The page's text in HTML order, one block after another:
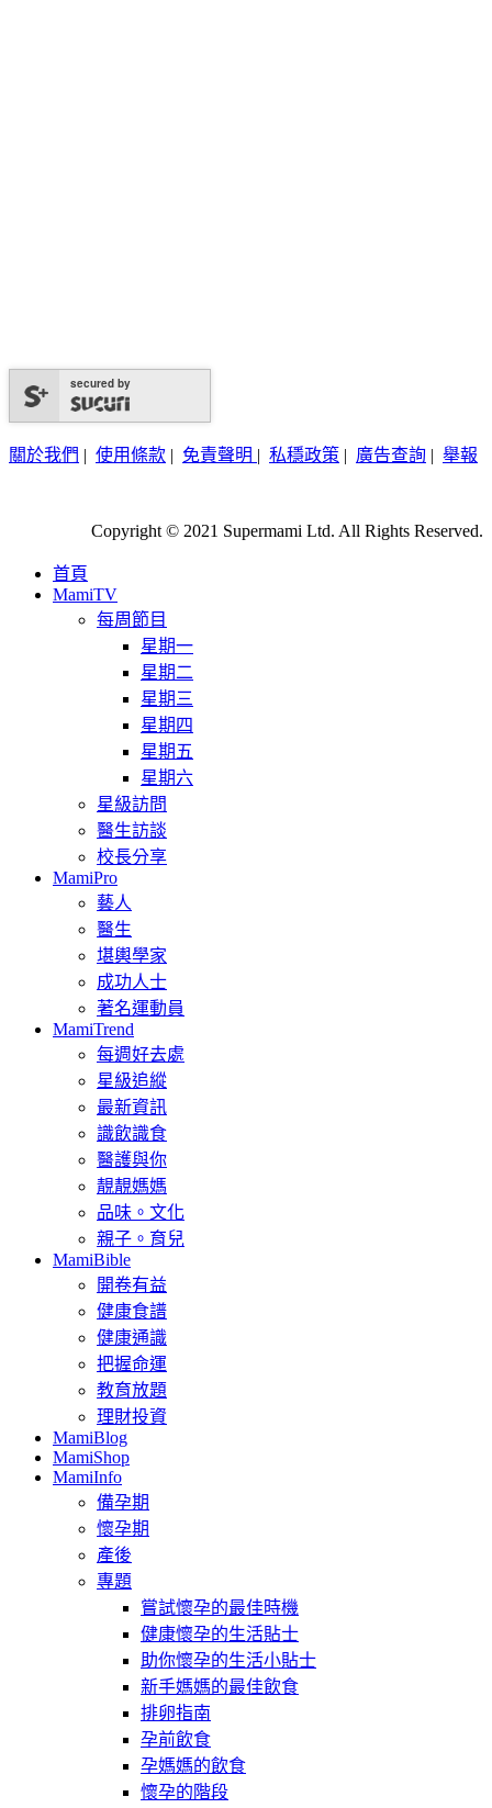
secured by
關於我們 | 使用條款 | 免責聲明 | 私穩政策 | 廣告查詢 | 舉報
Copyright © 2021 Supermami Ltd. All Rights Reserved.
首頁
MamiTV
每周節目
星期一
星期二
星期三
星期四
星期五
星期六
星級訪問
醫生訪談
校長分享
MamiPro
藝人
醫生
堪輿學家
成功人士
著名運動員
MamiTrend
每週好去處
星級追縱
最新資訊
識飲識食
醫護與你
靚靚媽媽
品味。文化
親子。育兒
MamiBible
開卷有益
健康食譜
健康通識
把握命運
教育放題
理財投資
MamiBlog
MamiShop
MamiInfo
備孕期
懷孕期
產後
專題
嘗試懷孕的最佳時機
健康懷孕的生活貼士
助你懷孕的生活小貼士
新手媽媽的最佳飲食
排卵指南
孕前飲食
孕媽媽的飲食
懷孕的階段